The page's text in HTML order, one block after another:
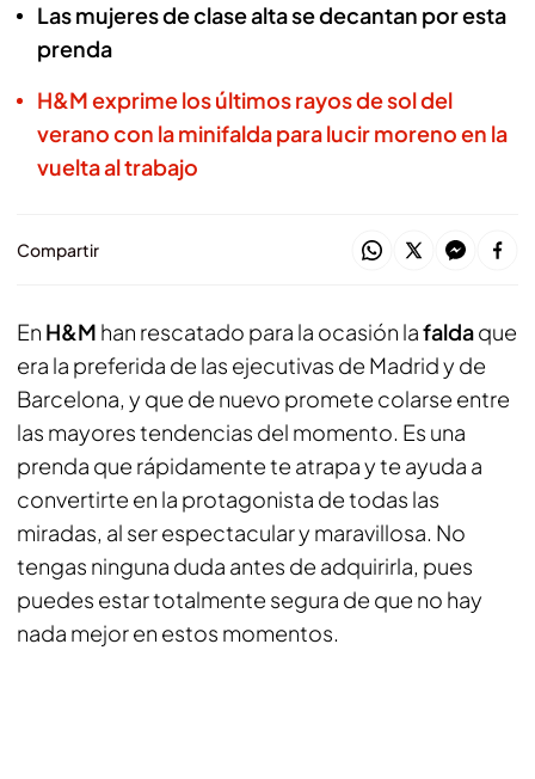
Las mujeres de clase alta se decantan por esta
prenda
H&M exprime los últimos rayos de sol del
verano con la minifalda para lucir moreno en la
vuelta al trabajo
Compartir
En H&M han rescatado para la ocasión lafaldaque
era la preferida de las ejecutivas de Madrid y de
Barcelona, y que de nuevo promete colarse entre
las mayores tendencias del momento. Es una
prenda que rápidamente te atrapa y te ayuda a
convertirte en la protagonista de todas las
miradas, al ser espectacular y maravillosa. No
tengas ninguna duda antes de adquirirla, pues
puedes estar totalmente segura de que no hay
nada mejor en estos momentos.